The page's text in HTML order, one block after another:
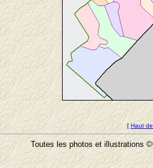
[Haut
Toutes les photos et illustrations